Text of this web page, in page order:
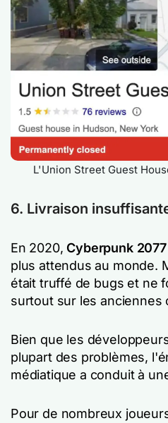
L'Union Street Guest
6. Livraison
En 2020, Cyberpunk 2077
plus attendus au monde.
était truffé de bugs et ne
surtout sur les anciennes
Bien que les
plupart des problèmes,
médiatique a conduit à
Pour de nombreux